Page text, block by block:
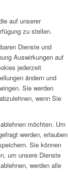
auf unserer
zu stellen.
Dienste und
Auswirkungen auf
jederzeit
ändern und
Sie werden
wenn Sie
möchten. Um
werden, erlauben
Sie können
um unsere Dienste
werden alle